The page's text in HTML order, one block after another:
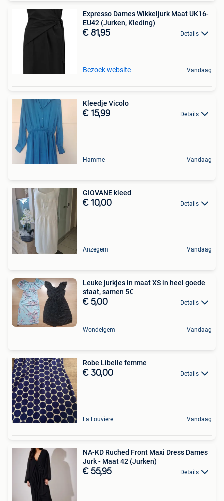
Expresso Dames Wikkeljurk Maat UK16-
EU42 (Jurken, Kleding)
€ 81,95 Details
Bezoek website Vandaag
Kleedje Vicolo
€ 15,99 Details
Hamme Vandaag
GIOVANE kleed
€ 10,00 Details
Anzegem Vandaag
Leuke jurkjes in maat XS in heel goede
staat, samen 5€
€ 5,00 Details
Wondelgem Vandaag
Robe Libelle femme
€ 30,00 Details
La Louviere Vandaag
NA-KD Ruched Front Maxi Dress Dames
Jurk - Maat 42 (Jurken)
€ 55,95 Details